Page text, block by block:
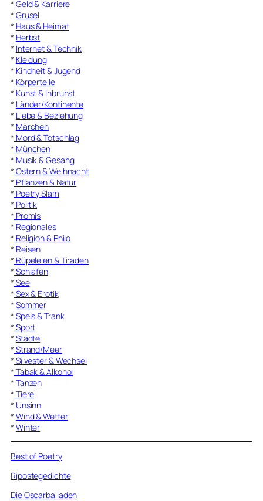
* Geld & Karriere
* Grusel
* Haus & Heimat
* Herbst
* Internet & Technik
* Kleidung
* Kindheit & Jugend
* Körperteile
* Kunst & Inbrunst
* Länder/Kontinente
* Liebe & Beziehung
* Märchen
* Mord & Totschlag
* München
* Musik & Gesang
* Ostern & Weihnacht
* Pflanzen & Natur
* Poetry Slam
* Politik
* Promis
* Regionales
* Religion & Philo
* Reisen
* Rüpeleien & Tiraden
* Schlafen
* See
* Sex & Erotik
* Sommer
* Speis & Trank
* Sport
* Städte
* Strand/Meer
* Silvester & Wechsel
* Tabak & Alkohol
* Tanzen
* Tiere
* Unsinn
* Wind & Wetter
* Winter
Best of Poetry
Ripostegedichte
Die Oscarballaden